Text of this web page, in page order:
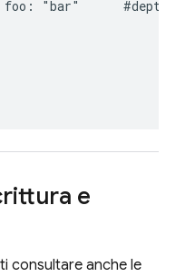
"bar"      #depth 3
e
consultare anche le